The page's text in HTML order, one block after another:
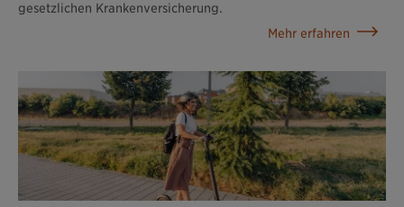
gesetzlichen Krankenversicherung.
Mehr erfahren